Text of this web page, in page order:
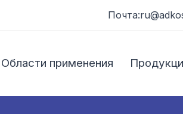
Области применения